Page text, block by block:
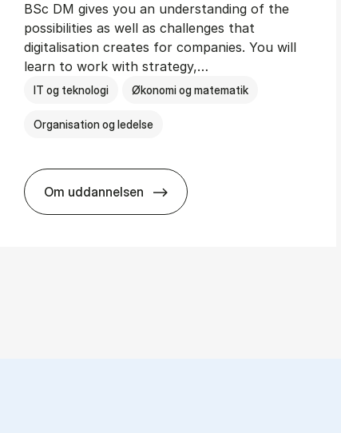
BSc DM gives you an understanding of the
possibilities as well as challenges that
digitalisation creates for companies. You will
learn to work with strategy,…
IT og teknologi Økonomi og matematik
Organisation og ledelse
Om uddannelsen
BSc in Busi­ness Ad­min­is­tra­tion and